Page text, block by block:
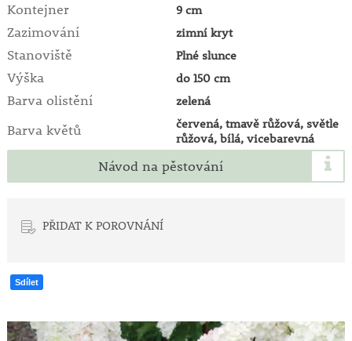
Kontejner 9 cm
Zazimování zimní kryt
Stanoviště Plné slunce
Výška do 150 cm
Barva olistění zelená
Barva květů
červená, tmavě růžová, světle
růžová, bílá, vicebarevná
Návod na pěstování
PŘIDAT K POROVNÁNÍ
Sdílet